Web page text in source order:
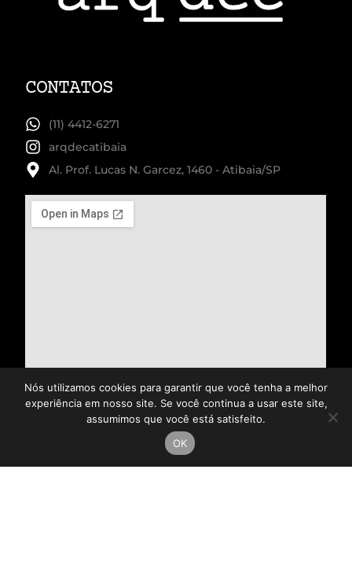
CONTATOS
(11) 4412-6271
arqdecatibaia
Al. Prof. Lucas N. Garcez, 1460 - Atibaia/SP
Nós utilizamos cookies para garantir que você tenha a melhor
experiência em nosso site. Se você continua a usar este site,
assumimos que você está satisfeito.
OK